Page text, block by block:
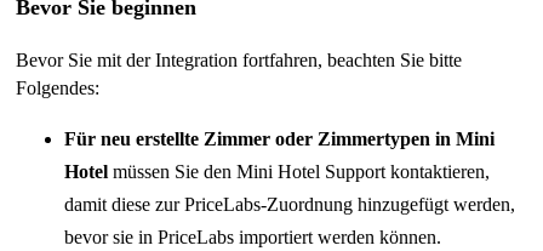
Bevor Sie beginnen
Bevor Sie mit der Integration fortfahren, beachten Sie bitte
Folgendes:
Für neu erstellte Zimmer oder Zimmertypen in Mini
Hotel müssen Sie den Mini Hotel Support kontaktieren,
damit diese zur PriceLabs-Zuordnung hinzugefügt werden,
bevor sie in PriceLabs importiert werden können.